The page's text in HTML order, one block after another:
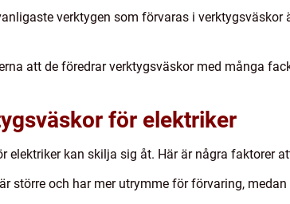
verktygen som förvaras i verktygsväskor
att de föredrar verktygsväskor med många
för elektriker
elektriker kan skilja sig åt. Här är några faktorer
större och har mer utrymme för förvaring,